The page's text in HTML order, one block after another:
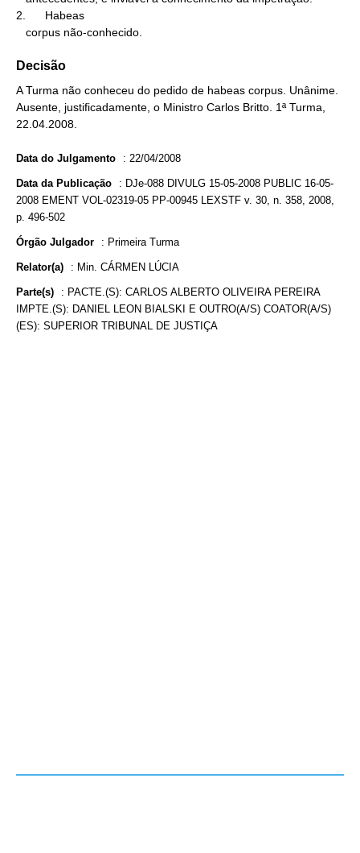
2.      Habeas
   corpus não-conhecido.
Decisão
A Turma não conheceu do pedido de habeas corpus. Unânime.
Ausente, justificadamente, o Ministro Carlos Britto. 1ª Turma,
22.04.2008.
Data do Julgamento : 22/04/2008
Data da Publicação : DJe-088 DIVULG 15-05-2008 PUBLIC 16-05-
2008 EMENT VOL-02319-05 PP-00945 LEXSTF v. 30, n. 358, 2008,
p. 496-502
Órgão Julgador : Primeira Turma
Relator(a) : Min. CÁRMEN LÚCIA
Parte(s) : PACTE.(S): CARLOS ALBERTO OLIVEIRA PEREIRA
IMPTE.(S): DANIEL LEON BIALSKI E OUTRO(A/S) COATOR(A/S)
(ES): SUPERIOR TRIBUNAL DE JUSTIÇA